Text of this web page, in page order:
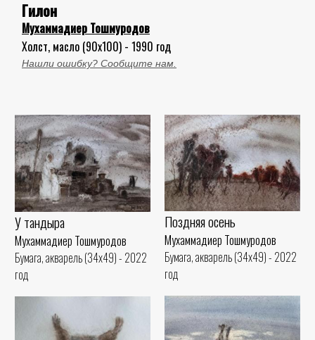
Гилон
Мухаммадиер Тошмуродов
Холст, масло (90x100) - 1990 год
Нашли ошибку? Сообщите нам.
У тандыра
Мухаммадиер Тошмуродов
Бумага, акварель (34x49) - 2022
год
Поздняя осень
Мухаммадиер Тошмуродов
Бумага, акварель (34x49) - 2022
год